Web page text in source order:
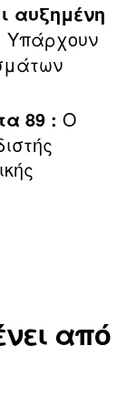
αυξημένη
Υπάρχουν
89 : Ο
από